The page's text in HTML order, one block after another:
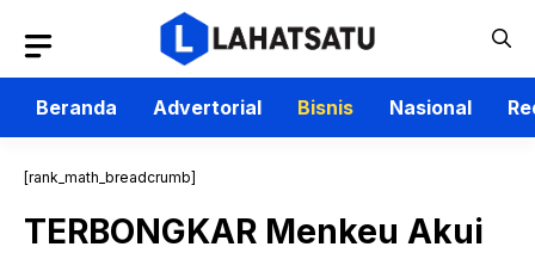
isi
Beranda
Advertorial Bisnis Nasional
[rank_math_breadcrumb]
TERBONGKAR Menkeu Akui